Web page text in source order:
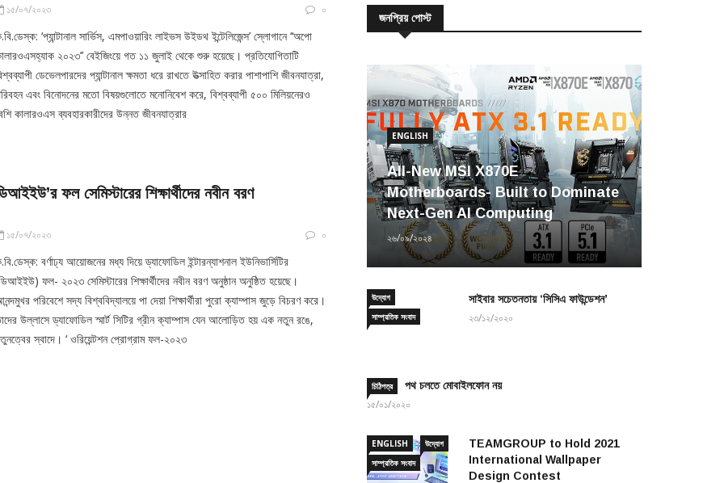
১৫/০৭/২০২৩ ০
‘প্যান্টানাল সার্ভিস, এমপাওয়ারিং লাইভস উইডথ ইন্টেলিজেন্স’ স্লোগানে ‘‘অপো
২০২৩’’ বেইজিংয়ে গত ১১ জুলাই থেকে শুরু হয়েছে। প্রতিযোগিতাটি
ডেভেলপারদের প্যান্টানাল ক্ষমতা ধরে রাখতে উত্সাহিত করার পাশাপাশি জীবনযাত্রা,
এবং বিনোদনের মতো বিষয়গুলোতে মনোনিবেশ করে, বিশ্বব্যাপী ৫০০ মিলিয়নেরও
কালারওএস ব্যবহারকারীদের উন্নত জীবনযাত্রার
ফল সেমিস্টারের শিক্ষার্থীদের নবীন বরণ
১৫/০৭/২০২৩ ০
বর্ণাঢ্য আয়োজনের মধ্য দিয়ে ড্যাফোডিল ইন্টারন্যাশনাল ইউনিভার্সিটির
ফল- ২০২৩ সেমিস্টারের শিক্ষার্থীদের নবীন বরণ অনুষ্ঠান অনুষ্ঠিত হয়েছে।
পরিবেশে সদ্য বিশ্ববিদ্যালয়ে পা দেয়া শিক্ষার্থীরা পুরো ক্যাম্পাস জুড়ে বিচরণ করে।
উল্লাসে ড্যাফোডিল স্মার্ট সিটির গ্রীন ক্যাম্পাস যেন আলোড়িত হয় এক নতুন রঙে,
স্বাদে। ‘ ওরিয়েন্টশন প্রোগ্রাম ফল-২০২৩
জনপ্রিয় পোস্ট
ENGLISH
All-New MSI X870E
Motherboards- Built to Dominate
Next-Gen AI Computing
২৬/০৯/২০২৪
উদ্যোগ
সাম্প্রতিক সংবাদ
সাইবার সচেতনতায় ‘সিসিএ ফাউন্ডেশন’
২৩/১২/২০২০
চিঠিপত্র পথ চলতে মোবাইলফোন নয়
১৫/০১/২০২০
ENGLISH
উদ্যোগ
সাম্প্রতিক সংবাদ
TEAMGROUP to Hold 2021
International Wallpaper
Design Contest